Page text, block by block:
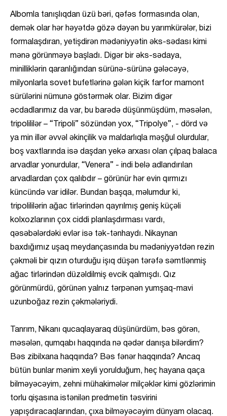
Albomla tanışlıqdan üzü bəri, qəfəs formasında olan,
demək olar hər həyətdə gözə dəyən bu yarımkürələr, bizi
formalaşdıran, yetişdirən mədəniyyətin əks-sədası kimi
mənə görünməyə başladı. Digər bir əks-sədaya,
minilliklərin qaranlığından sürünə-sürünə gələcəyə,
milyonlarla sovet bufetlərinə gələn kiçik farfor mamont
sürülərini nümunə göstərmək olar. Bizim digər
əcdadlarımız da var, bu barədə düşünmüşdüm, məsələn,
tripolililər – “Tripoli” sözündən yox, “Tripolye”, - dörd və
ya min illər əvvəl əkinçilik və maldarlıqla məşğul olurdular,
boş vaxtlarında isə daşdan yekə arxası olan çılpaq balaca
arvadlar yonurdular, “Venera” - indi belə adlandırılan
arvadlardan çox qalıbdır – görünür hər evin qırmızı
küncündə var idilər. Bundan başqa, məlumdur ki,
tripolililərin ağac tirlərindən qayrılmış geniş küçəli
kolxozlarının çox ciddi planlaşdırması vardı,
qəsəbələrdəki evlər isə tək-tənhaydı. Nikaynan
baxdığımız uşaq meydançasında bu mədəniyyətdən rezin
çəkməli bir qızın oturduğu işıq düşən tərəfə səmtlənmiş
ağac tirlərindən düzəldilmiş evcik qalmışdı. Qız
görünmürdü, görünən yalnız tərpənən yumşaq-mavi
uzunboğaz rezin çəkmələriydi.
Tanrım, Nikanı qucaqlayaraq düşünürdüm, bəs görən,
məsələn, qumqabı haqqında nə qədər danışa bilərdim?
Bəs zibilxana haqqında? Bəs fənər haqqında? Ancaq
bütün bunlar mənim xeyli yorulduğum, heç hayana qaça
bilməyəcəyim, zehni mühakimələr milçəklər kimi gözlərimin
torlu qişasına istənilən predmetin təsvirini
yapışdıracaqlarından, çıxa bilməyəcəyim dünyam olacaq.